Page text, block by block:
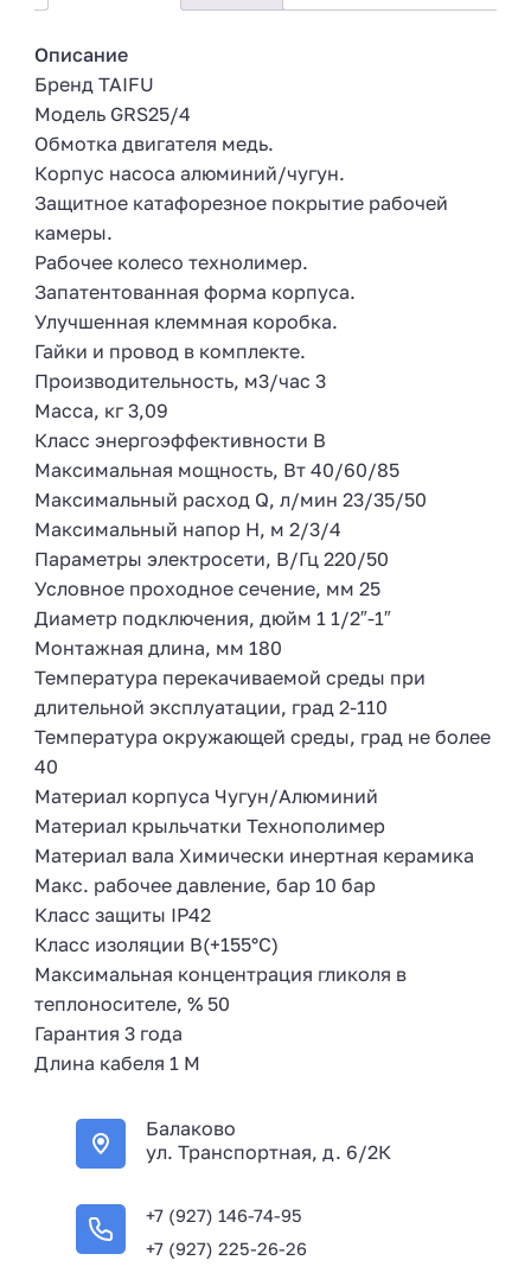
Описание
Бренд TAIFU
Модель GRS25/4
Обмотка двигателя медь.
Корпус насоса алюминий/чугун.
Защитное катафорезное покрытие рабочей
камеры.
Рабочее колесо технолимер.
Запатентованная форма корпуса.
Улучшенная клеммная коробка.
Гайки и провод в комплекте.
Производительность, м3/час 3
Масса, кг 3,09
Класс энергоэффективности В
Максимальная мощность, Вт 40/60/85
Максимальный расход Q, л/мин 23/35/50
Максимальный напор H, м 2/3/4
Параметры электросети, В/Гц 220/50
Условное проходное сечение, мм 25
Диаметр подключения, дюйм 1 1/2″-1″
Монтажная длина, мм 180
Температура перекачиваемой среды при
длительной эксплуатации, град 2-110
Температура окружающей среды, град не более
40
Материал корпуса Чугун/Алюминий
Материал крыльчатки Технополимер
Материал вала Химически инертная керамика
Макс. рабочее давление, бар 10 бар
Класс защиты IP42
Класс изоляции B(+155°C)
Максимальная концентрация гликоля в
теплоносителе, % 50
Гарантия 3 года
Длина кабеля 1 М
Балаково
ул. Транспортная, д. 6/2К
+7 (927) 146-74-95
+7 (927) 225-26-26